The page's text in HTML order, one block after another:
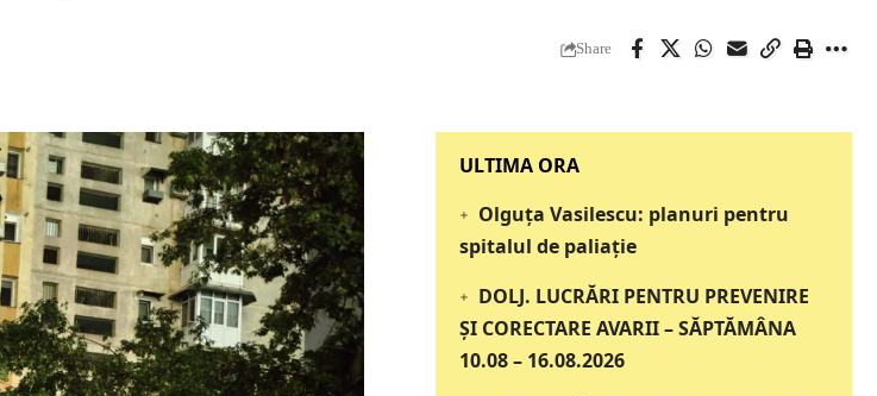
Share
‎‎‎‎‎‎‎ULTIMA ORA
Olguța Vasilescu: planuri pentru
spitalul de paliație
DOLJ. LUCRĂRI PENTRU PREVENIRE
ȘI CORECTARE AVARII – SĂPTĂMÂNA
10.08 – 16.08.2026